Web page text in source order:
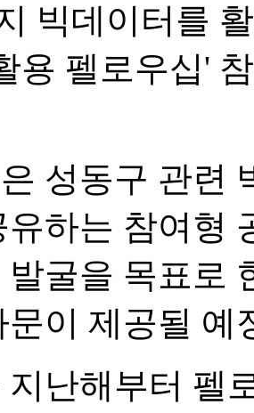
빅데이터를
용 펠로우십'
성동구 관련
유하는 참여형
발굴을 목표로
문이 제공될 예
지난해부터 펠